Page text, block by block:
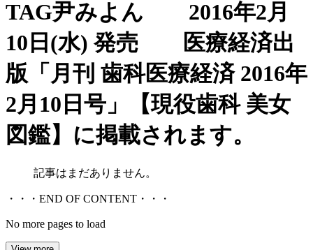
TAG尹みよん 2016年2月
10日(水) 発売 医療経済出
版「月刊 歯科医療経済 2016年
2月10日号」【現役歯科 美女
図鑑】に掲載されます。
記事はまだありません。
・・・END OF CONTENT・・・
No more pages to load